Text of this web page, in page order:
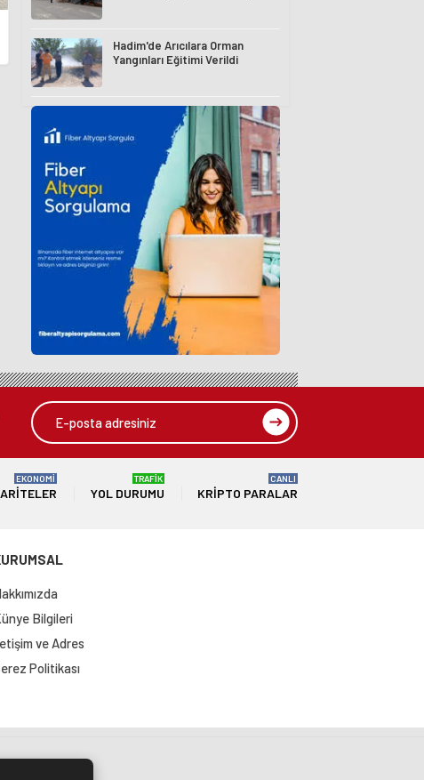
Hadim'de Arıcılara Orman
Yangınları Eğitimi Verildi
EKONOMİ
YOL DURUMU
TRAFİK
KRIPTO PARALAR
CANLI
Bilgileri
ve Adres
Politikası